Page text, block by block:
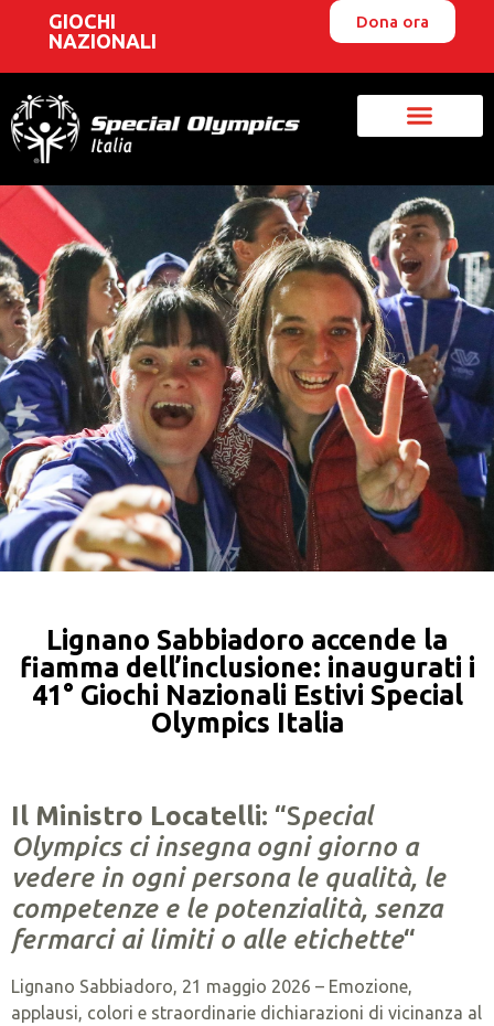
GIOCHI
NAZIONALI
Dona ora
Lignano Sabbiadoro accende la
fiamma dell’inclusione: inaugurati i
41° Giochi Nazionali Estivi Special
Olympics Italia
Il Ministro Locatelli: “Special
Olympics ci insegna ogni giorno a
vedere in ogni persona le qualità, le
competenze e le potenzialità, senza
fermarci ai limiti o alle etichette“
Lignano Sabbiadoro, 21 maggio 2026 – Emozione,
applausi, colori e straordinarie dichiarazioni di vicinanza al